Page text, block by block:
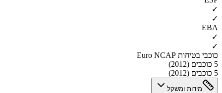
✓
✓
EBA
✓
✓
כוכבי בטיחות Euro NCAP
5 כוכבים (2012)
5 כוכבים (2012)
מידות ומשקל